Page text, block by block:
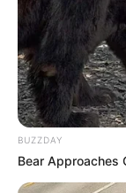
BUZZDAY
Bear Approaches